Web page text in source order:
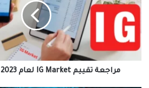
Market
لعام
2023
تحديثات
هامّة
مراجعة تقييم IG Market لعام 2023 تحديثات هامّة